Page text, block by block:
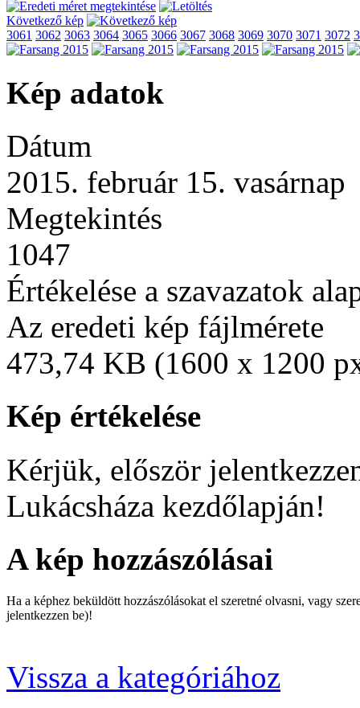
Következő kép
3061 3062 3063 3064 3065 3066 3067 3068 3069 3070 3071 3072
Kép adatok
Dátum
2015. február 15. vasárnap
Megtekintés
1047
Értékelése a szavazatok
Az eredeti kép fájlmérete
473,74 KB (1600 x 1200
Kép értékelése
Kérjük, először
Lukácsháza kezdőlapján!
A kép hozzászólásai
Ha a képhez beküldött hozzászólásokat el szeretné olvasni, vagy
jelentkezzen be)!
Vissza a kategóriához